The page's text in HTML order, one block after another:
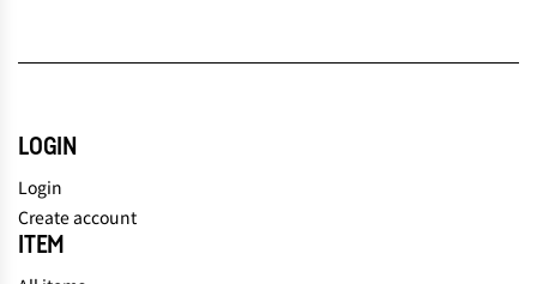
LOGIN
Login
Create account
ITEM